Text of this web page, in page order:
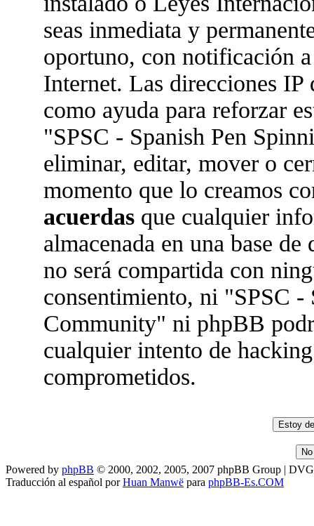
seas inmediata y
oportuno, con notificación
Internet. Las direcciones IP
como ayuda para reforzar
"SPSC - Spanish Pen
eliminar, editar, mover o
momento que lo creamos
acuerdas que cualquier
almacenada en una base
no será compartida con
consentimiento, ni "SPSC -
Community" ni phpBB
cualquier intento de
comprometidos.
Powered by phpBB © 2000, 2002, 2005, 2007 phpBB Group |
Traducción al español porHuan Manwë para phpBB-Es.COM